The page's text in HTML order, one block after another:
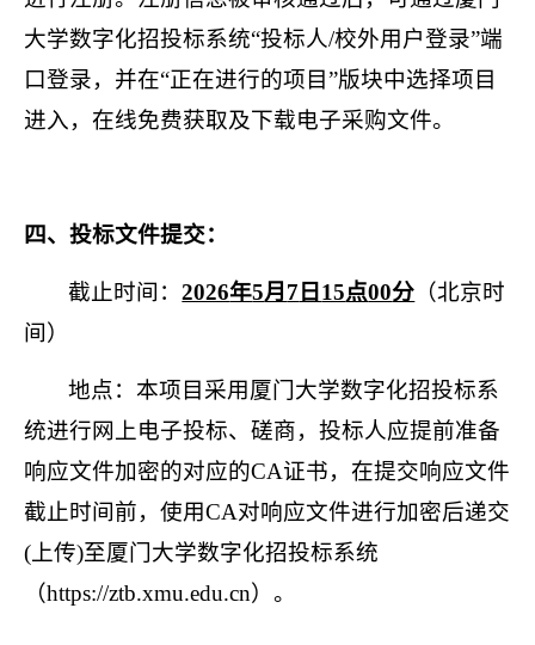
大学数字化招投标系统“投标人/校外用户登录”端
口登录，并在“正在进行的项目”版块中选择项目
进入，在线免费获取及下载电子采购文件。
四、投标文件提交：
截止时间：2026年5月 7 日 15点00分 （北京时
间）
地点：本项目采用厦门大学数字化招投标系
统进行网上电子投标、磋商，投标人应提前准备
响应文件加密的对应的CA证书，在提交响应文件
截止时间前，使用CA对响应文件进行加密后递交
( 上传)至厦门大学数字化招投标系统
（https://ztb.xmu.edu.cn）。